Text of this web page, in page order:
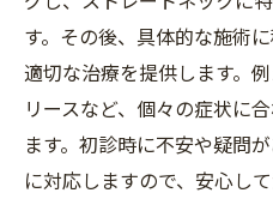
す。その後、具体的な施術
適切な治療を提供します。
リースなど、個々の症状に
ます。初診時に不安や疑問
に対応しますので、安心し